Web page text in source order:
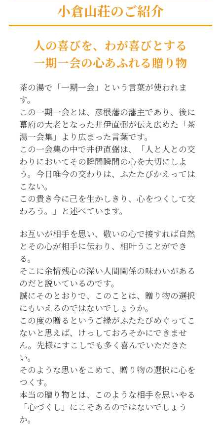
小倉山荘のご紹介
人の喜びを、わが喜びとする
一期一会の心あふれる贈り物
茶の湯で「一期一会」という言葉が使われま
す。
この一期一会とは、彦根藩の藩主であり、後に
幕府の大老となった井伊直弼が伝え広めた「茶
湯一会集」より広まった言葉です。
この一会集の中で井伊直弼は、「人と人との交
わりにおいてその瞬間瞬間の心を大切にしよ
う。今日唯今の交わりは、ふたたびかえっては
こない。
この貴き今に己を生かしきり、心をつくして交
わろう。」と述べています。
お互いが相手を思い、敬いの心で接すれば自然
とその心が相手に伝わり、相叶うことができ
る。
そこに余情残心の深い人間関係の味わいがある
のだと説いているのです。
誠にそのとおりで、このことは、贈り物の選択
にもいえるのではないでしょうか。
この度の贈るというご縁がふたたびめぐってこ
ないと思えば、けっしておろそかにできませ
ん。先様にすこしでも多く喜んでいただきた
い。
そのような思いをこめて、贈り物の選択に心を
つくす。
本当の贈り物とは、このような相手を思いやる
「心づくし」にこそあるのではないでしょう
か。